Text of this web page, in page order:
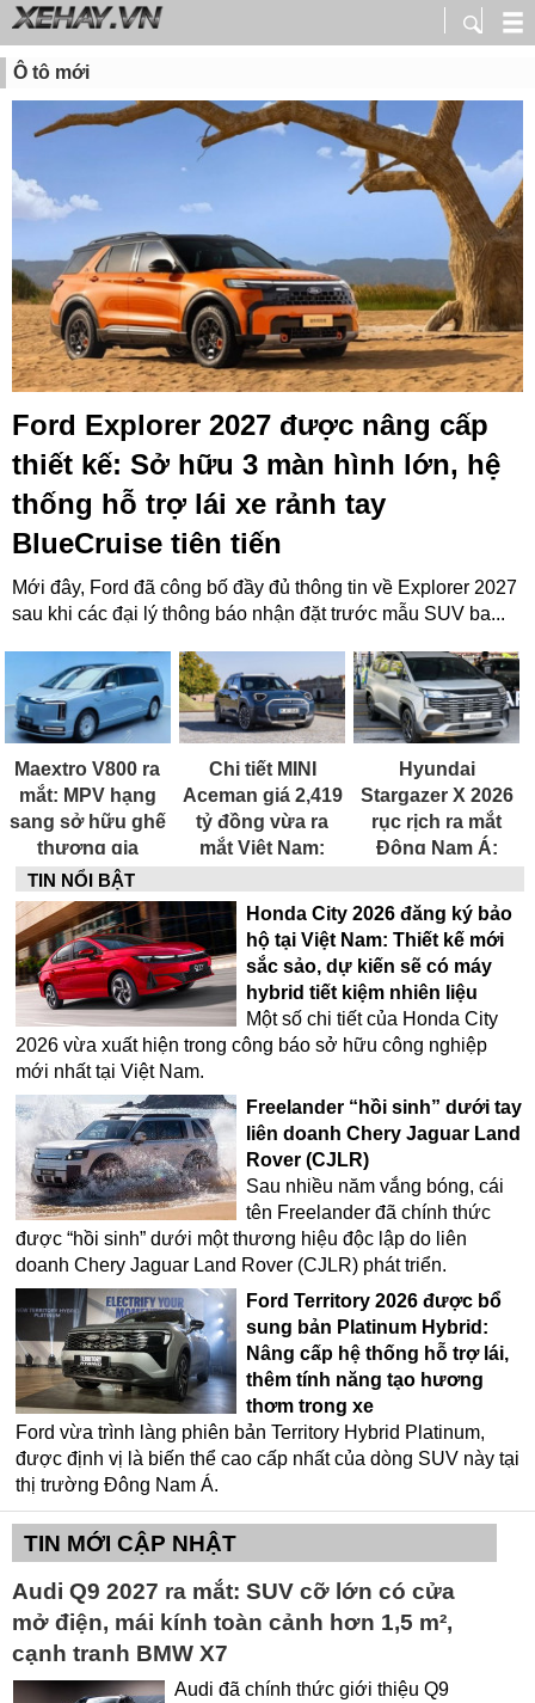
Ô tô mới
Ford Explorer 2027 được nâng cấp
thiết kế: Sở hữu 3 màn hình lớn, hệ
thống hỗ trợ lái xe rảnh tay
BlueCruise tiên tiến
Mới đây, Ford đã công bố đầy đủ thông tin về Explorer 2027
sau khi các đại lý thông báo nhận đặt trước mẫu SUV ba...
Maextro V800 ra
mắt: MPV hạng
sang sở hữu ghế
thương gia
massage 20 điểm,
màn hình 41,6
inch và âm thanh
41 loa
Chi tiết MINI
Aceman giá 2,419
tỷ đồng vừa ra
mắt Việt Nam:
hơn 400 km mỗi
lần sạc
Hyundai
Stargazer X 2026
rục rịch ra mắt
Đông Nam Á:
kế như SUV, giá
khoảng 769 triệu
VNĐ
TIN NỔI BẬT
Honda City 2026 đăng ký bảo
hộ tại Việt Nam: Thiết kế mới
sắc sảo, dự kiến sẽ có máy
hybrid tiết kiệm nhiên liệu
Một số chi tiết của Honda City
2026 vừa xuất hiện trong công báo sở hữu công nghiệp
mới nhất tại Việt Nam.
Freelander “hồi sinh” dưới tay
liên doanh Chery Jaguar Land
Rover (CJLR)
Sau nhiều năm vắng bóng, cái
tên Freelander đã chính thức
được “hồi sinh” dưới một thương hiệu độc lập do liên
doanh Chery Jaguar Land Rover (CJLR) phát triển.
Ford Territory 2026 được bổ
sung bản Platinum Hybrid:
Nâng cấp hệ thống hỗ trợ lái,
thêm tính năng tạo hương
thơm trong xe
Ford vừa trình làng phiên bản Territory Hybrid Platinum,
được định vị là biến thể cao cấp nhất của dòng SUV này tại
thị trường Đông Nam Á.
TIN MỚI CẬP NHẬT
Audi Q9 2027 ra mắt: SUV cỡ lớn có cửa
mở điện, mái kính toàn cảnh hơn 1,5 m²,
cạnh tranh BMW X7
Audi đã chính thức giới thiệu Q9